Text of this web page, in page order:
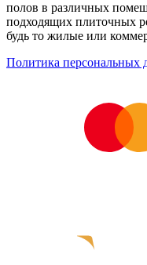
полов в различных
подходящих плиточных
будь то жилые или
Политика персональных